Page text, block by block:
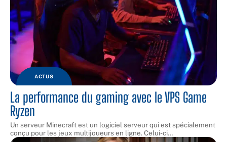
ACTUS
La performance du gaming avec le VPS Game
Ryzen
Un serveur Minecraft est un logiciel serveur qui est spécialement
conçu pour les jeux multijoueurs en ligne. Celui-ci…